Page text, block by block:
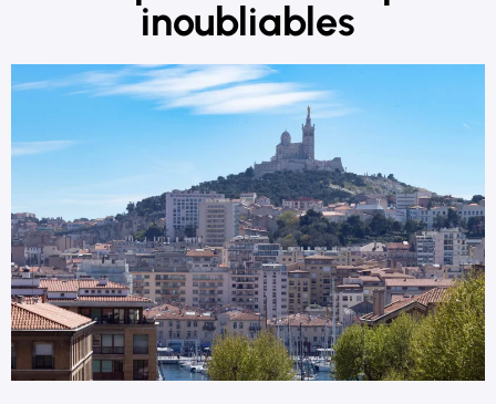
inoubliables